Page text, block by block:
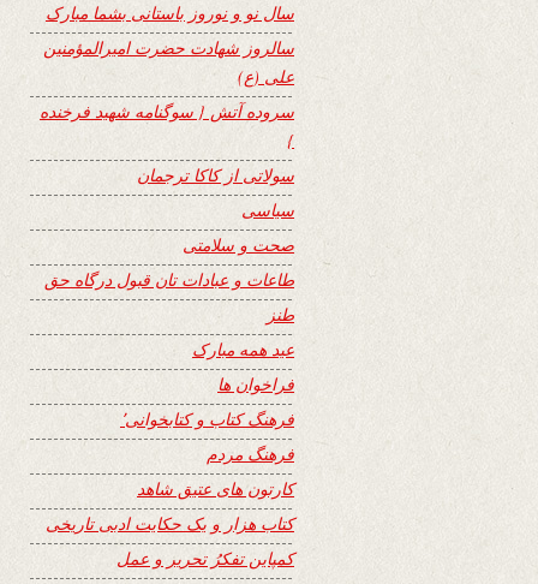
سال نو و نوروز باستانی بشما مبارک
سالروز شهادت حضرت امیرالمؤمنین
علی (ع)
سروده آتش { سوگنامه شهید فرخنده
}
سولاتی از کاکا ترجمان
سیاسی
صحت و سلامتی
طاعات و عبادات تان قبول درگاه حق
طنز
عید همه مبارک
فراخوان ها
فرهنگ کتاب و کتابخوانی٬
فرهنگ مردم
کارتون های عتیق شاهد
کتاب هزار و یک حکایت ادبی تاریخی
کمپاین تفکرُ تحریر و عمل